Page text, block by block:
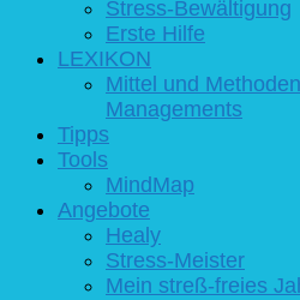
Stress-Bewältigung
Erste Hilfe
LEXIKON
Mittel und
Managements
Tipps
Tools
MindMap
Angebote
Healy
Stress-Meister
Mein streß-freies